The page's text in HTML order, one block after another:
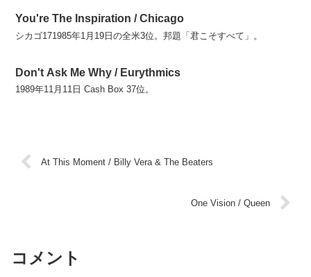
You're The Inspiration / Chicago
シカゴ171985年1月19日の全米3位。邦題「君こそすべて」。
Don't Ask Me Why / Eurythmics
1989年11月11日 Cash Box 37位。
At This Moment / Billy Vera & The Beaters
One Vision / Queen
コメント